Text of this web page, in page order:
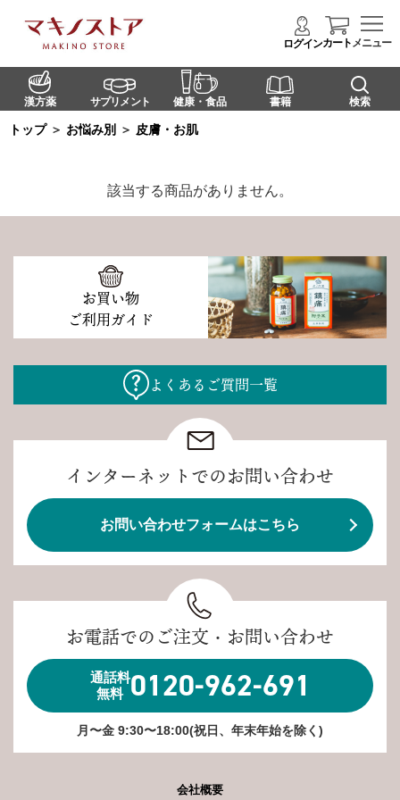
ログインカートメニュー
漢方薬 サプリメント 健康・食品 書籍 検索
トップ ＞ お悩み別 ＞ 皮膚・お肌
該当する商品がありません。
お買い物
ご利用ガイド
よくあるご質問一覧
インターネットでのお問い合わせ
お問い合わせフォームはこちら
お電話でのご注文・お問い合わせ
通話料
無料 0120-962-691
月〜金 9:30〜18:00(祝日、年末年始を除く)
会社概要